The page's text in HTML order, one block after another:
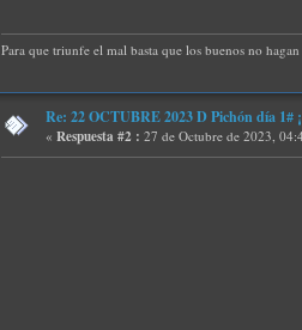
Para que triunfe el mal basta que los buenos no
Re: 22 OCTUBRE 2023 D Pichón día
« Respuesta #2 : 27 de Octubre de 2023,